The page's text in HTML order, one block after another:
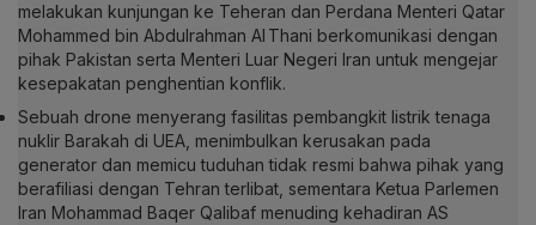
melakukan kunjungan ke Teheran dan Perdana Menteri Qatar
Mohammed bin Abdulrahman Al Thani berkomunikasi dengan
pihak Pakistan serta Menteri Luar Negeri Iran untuk mengejar
kesepakatan penghentian konflik.
Sebuah drone menyerang fasilitas pembangkit listrik tenaga
nuklir Barakah di UEA, menimbulkan kerusakan pada
generator dan memicu tuduhan tidak resmi bahwa pihak yang
berafiliasi dengan Tehran terlibat, sementara Ketua Parlemen
Iran Mohammad Baqer Qalibaf menuding kehadiran AS